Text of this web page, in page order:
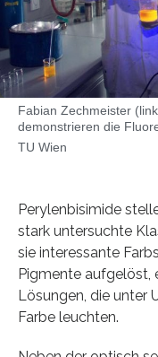
Fabian Zechmeister
demonstrieren die
TU Wien
Perylenbisimide
stark untersuchte
sie interessante
Pigmente aufgelöst,
Lösungen, die unter
Farbe leuchten.